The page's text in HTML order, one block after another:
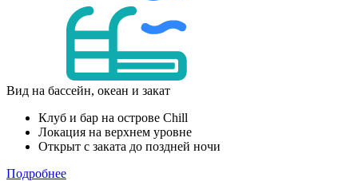
Вид на бассейн, океан и закат
Клуб и бар на острове Chill
Локация на верхнем уровне
Открыт с заката до поздней ночи
Подробнее